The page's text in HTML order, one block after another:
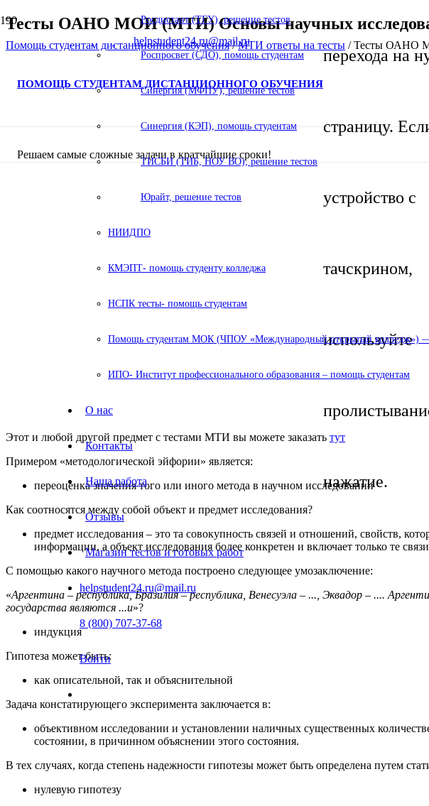
helpstudent24.ru@mail.ru
ПОМОЩЬ СТУДЕНТАМ ДИСТАНЦИОННОГО ОБУЧЕНИЯ
Решаем самые сложные задачи в кратчайшие сроки!
перехода на
страницу.
устройство с
тачскрином,
используйте
нажатие.
Росдистант (ТГУ), решение тестов
Роспросвет (СДО), помощь студентам
Синергия (МФПУ), решение тестов
Синергия (КЭП), помощь студентам
ТИСБИ (ТИБ, НОУ ВО), решение тестов
Юрайт, решение тестов
НИИДПО
КМЭПТ- помощь студенту колледжа
НСПК тесты- помощь студентам
Помощь студентам МОК (ЧПОУ «Международный открытый колледж»)
ИПО- Институт профессионального образования – помощь студентам
О нас
Контакты
Наша работа
Отзывы
Магазин тестов и готовых работ
helpstudent24.ru@mail.ru
8 (800) 707-37-68
Войти
Тесты ОАНО МОИ (МТИ) Основы научных
Помощь студентам дистанционного обучения/МТИ ответы на тесты /Тесты ОАНО
Этот и любой другой предмет с тестами МТИ вы можете заказать тут
Примером «методологической эйфории» является:
переоценка значения того или иного метода в научном исследовании
Как соотносятся между собой объект и предмет исследования?
предмет исследования – это та совокупность связей и отношений, свойств,
информации, а объект исследования более конкретен и включает только те
С помощью какого научного метода построено следующее умозаключение:
«Аргентина – республика, Бразилия – республика, Венесуэла – ..., Эквадор – ....
государства являются ...и»?
индукция
Гипотеза может быть:
как описательной, так и объяснительной
Задача констатирующего эксперимента заключается в:
объективном исследовании и установлении наличных существенных
состоянии, в причинном объяснении этого состояния.
В тех случаях, когда степень надежности гипотезы может быть определена путем
нулевую гипотезу